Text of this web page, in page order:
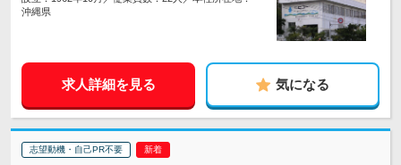
沖縄県
求人詳細を見る 気になる
志望動機・自己PR不要